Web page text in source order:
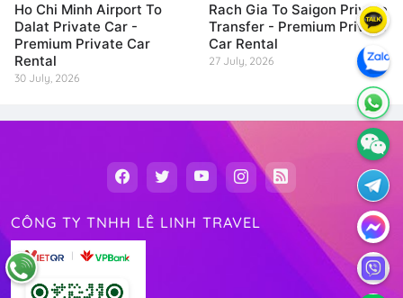
Ho Chi Minh Airport To
Dalat Private Car -
Premium Private Car
Rental
30 July, 2026
Rach Gia To Saigon Private
Transfer - Premium Private
Car Rental
27 July, 2026
CÔNG TY TNHH LÊ LINH TRAVEL